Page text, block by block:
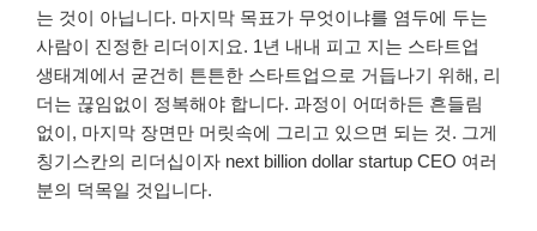
는 것이 아닙니다. 마지막 목표가 무엇이냐를 염두에 두는
사람이 진정한 리더이지요. 1년 내내 피고 지는 스타트업
생태계에서 굳건히 튼튼한 스타트업으로 거듭나기 위해, 리
더는 끊임없이 정복해야 합니다. 과정이 어떠하든 흔들림
없이, 마지막 장면만 머릿속에 그리고 있으면 되는 것. 그게
칭기스칸의 리더십이자 next billion dollar startup CEO 여러
분의 덕목일 것입니다.